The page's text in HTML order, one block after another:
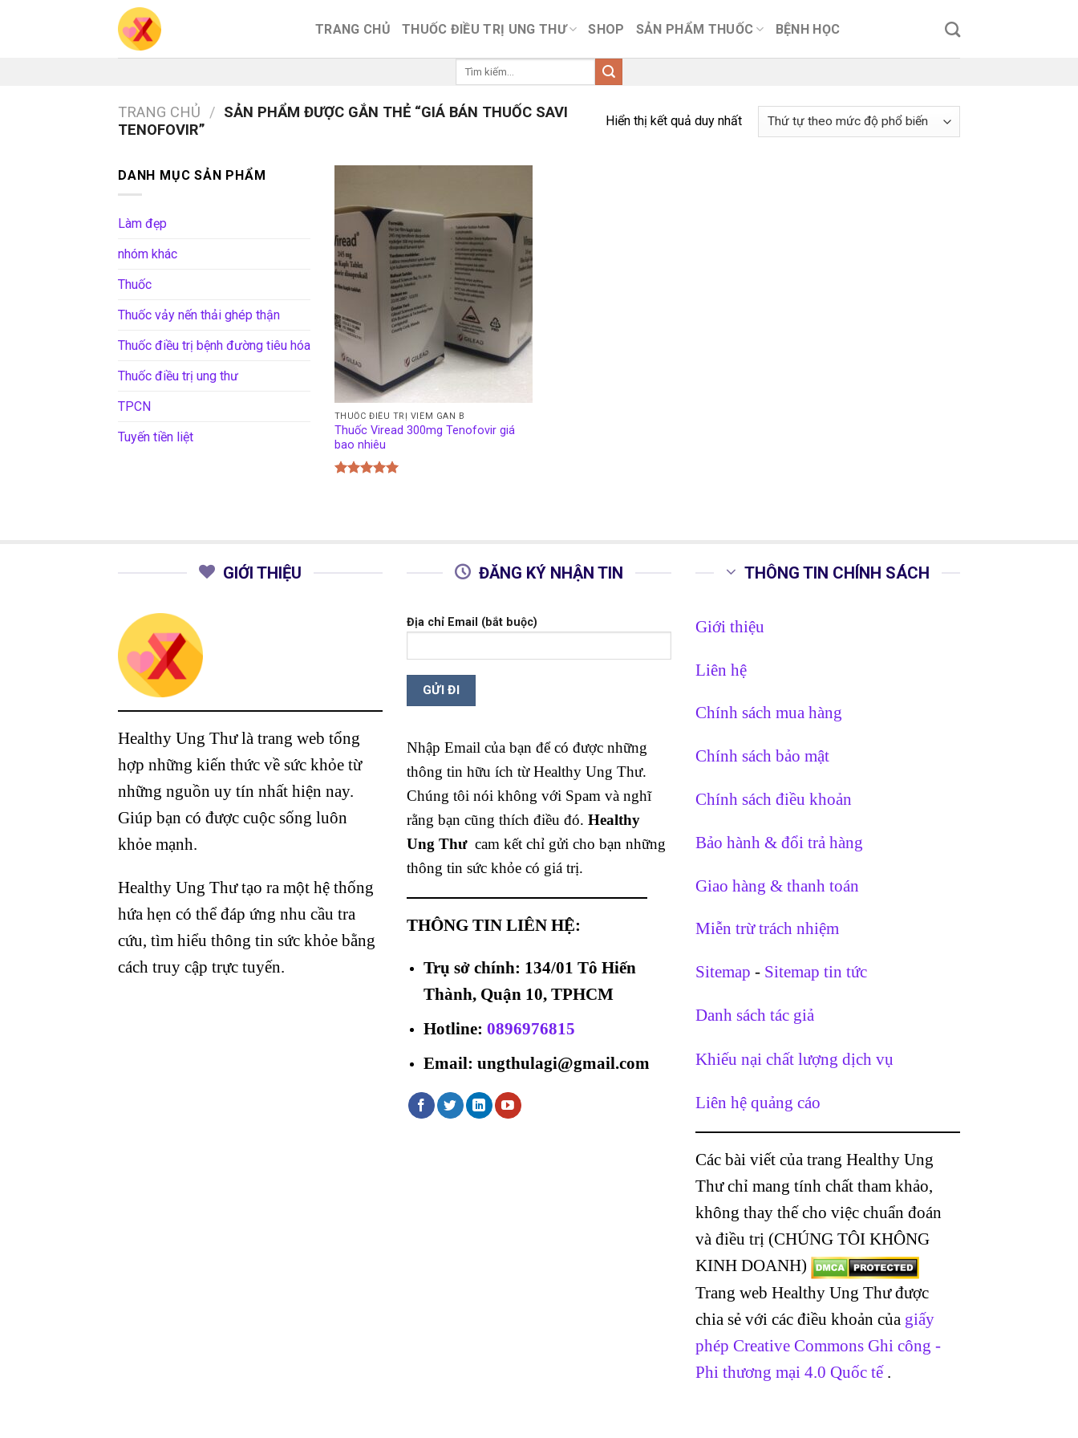
TRANG CHỦ THUỐC ĐIỀU TRỊ UNG THƯ SHOP SẢN PHẨM THUỐC BỆNH HỌC
Tìm
TRANG CHỦ / SẢN PHẨM ĐƯỢC GẮN THẺ “GIÁ BÁN THUỐC SAVI
TENOFOVIR”
Hiển thị kết quả duy nhất
DANH MỤC SẢN PHẨM
Làm đẹp
nhóm khác
Thuốc
Thuốc vảy nến thải ghép thận
Thuốc điều trị bệnh đường tiêu hóa
Thuốc điều trị ung thư
TPCN
Tuyến tiền liệt
THUỐC ĐIỀU TRỊ VIÊM GAN B
Thuốc Viread 300mg Tenofovir giá
bao nhiêu
GIỚI THIỆU
Healthy Ung Thư là trang web tổng
hợp những kiến thức về sức khỏe từ
những nguồn uy tín nhất hiện nay.
Giúp bạn có được cuộc sống luôn
khỏe mạnh.
Healthy Ung Thư tạo ra một hệ thống
hứa hẹn có thể đáp ứng nhu cầu tra
cứu, tìm hiểu thông tin sức khỏe bằng
cách truy cập trực tuyến.
ĐĂNG KÝ NHẬN TIN
Địa chỉ Email (bắt buộc)
Nhập Email của bạn để có được những
thông tin hữu ích từ Healthy Ung Thư.
Chúng tôi nói không với Spam và nghĩ
rằng bạn cũng thích điều đó. Healthy
Ung Thư cam kết chỉ gửi cho bạn những
thông tin sức khỏe có giá trị.
THÔNG TIN LIÊN HỆ:
Trụ sở chính: 134/01 Tô Hiến
Thành, Quận 10, TPHCM
Hotline: 0896976815
Email: ungthulagi@gmail.com
THÔNG TIN CHÍNH SÁCH
Giới thiệu
Liên hệ
Chính sách mua hàng
Chính sách bảo mật
Chính sách điều khoản
Bảo hành & đổi trả hàng
Giao hàng & thanh toán
Miễn trừ trách nhiệm
Sitemap - Sitemap tin tức
Danh sách tác giả
Khiếu nại chất lượng dịch vụ
Liên hệ quảng cáo
Các bài viết của trang Healthy Ung
Thư chỉ mang tính chất tham khảo,
không thay thế cho việc chuẩn đoán
và điều trị (CHÚNG TÔI KHÔNG
KINH DOANH)
Trang web Healthy Ung Thư được
chia sẻ với các điều khoản của giấy
phép Creative Commons Ghi công -
Phi thương mại 4.0 Quốc tế